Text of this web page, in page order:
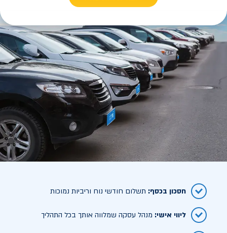
חסכון בכסף: תשלום חודשי נוח וריביות נמוכות
ליווי אישי: מנהל עסקה שמלווה אותך בכל התהליך